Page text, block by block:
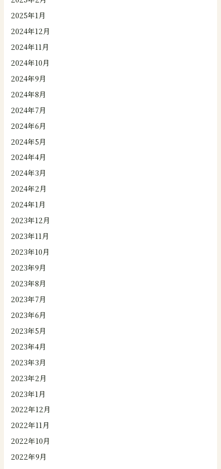
2025年1月
2024年12月
2024年11月
2024年10月
2024年9月
2024年8月
2024年7月
2024年6月
2024年5月
2024年4月
2024年3月
2024年2月
2024年1月
2023年12月
2023年11月
2023年10月
2023年9月
2023年8月
2023年7月
2023年6月
2023年5月
2023年4月
2023年3月
2023年2月
2023年1月
2022年12月
2022年11月
2022年10月
2022年9月